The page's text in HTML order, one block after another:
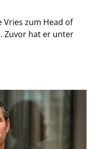
Vries zum Head of
Zuvor hat er unter